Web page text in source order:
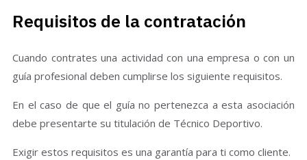
Requisitos de la contratación
Cuando contrates una actividad con una empresa o con un
guía profesional deben cumplirse los siguiente requisitos.
En el caso de que el guía no pertenezca a esta asociación
debe presentarte su titulación de Técnico Deportivo.
Exigir estos requisitos es una garantía para ti como cliente.